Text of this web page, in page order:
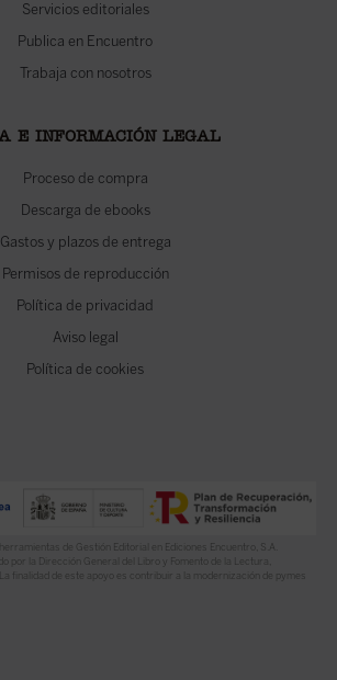
Servicios editoriales
Publica en Encuentro
Trabaja con nosotros
E INFORMACIÓN LEGAL
Proceso de compra
Descarga de ebooks
Gastos y plazos de entrega
Permisos de reproducción
Política de privacidad
Aviso legal
Política de cookies
de Gestión Editorial en Ediciones Encuentro, S.A.
por la Dirección General del Libro y Fomento de la Lectura,
finalidad de este apoyo es contribuir a la modernización de pymes